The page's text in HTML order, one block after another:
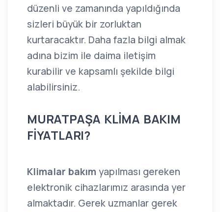
düzenli ve zamanında yapıldığında
sizleri büyük bir zorluktan
kurtaracaktır. Daha fazla bilgi almak
adına bizim ile daima iletişim
kurabilir ve kapsamlı şekilde bilgi
alabilirsiniz.
MURATPAŞA KLİMA BAKIM
FİYATLARI?
Klimalar bakım yapılması gereken
elektronik cihazlarımız arasında yer
almaktadır. Gerek uzmanlar gerek